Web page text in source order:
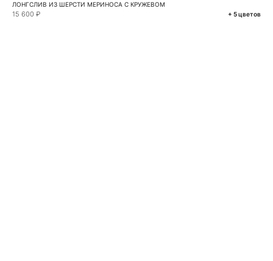
ЛОНГСЛИВ ИЗ ШЕРСТИ МЕРИНОСА С КРУЖЕВОМ
15 600 ₽ + 5 цветов